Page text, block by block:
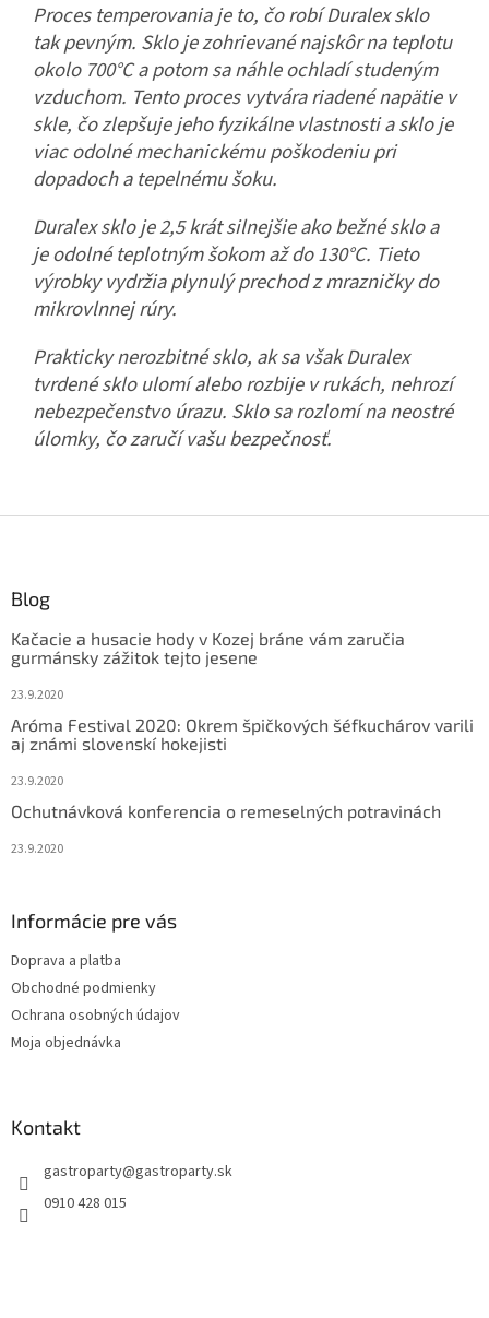
Proces temperovania je to, čo robí Duralex sklo
tak pevným. Sklo je zohrievané najskôr na teplotu
okolo 700°C a potom sa náhle ochladí studeným
vzduchom. Tento proces vytvára riadené napätie v
skle, čo zlepšuje jeho fyzikálne vlastnosti a sklo je
viac odolné mechanickému poškodeniu pri
dopadoch a tepelnému šoku.
Duralex sklo je 2,5 krát silnejšie ako bežné sklo a
je odolné teplotným šokom až do 130°C. Tieto
výrobky vydržia plynulý prechod z mrazničky do
mikrovlnnej rúry.
Prakticky nerozbitné sklo, ak sa však Duralex
tvrdené sklo ulomí alebo rozbije v rukách, nehrozí
nebezpečenstvo úrazu. Sklo sa rozlomí na neostré
úlomky, čo zaručí vašu bezpečnosť.
Blog
Kačacie a husacie hody v Kozej bráne vám zaručia
gurmánsky zážitok tejto jesene
23.9.2020
Aróma Festival 2020: Okrem špičkových šéfkuchárov varili
aj známi slovenskí hokejisti
23.9.2020
Ochutnávková konferencia o remeselných potravinách
23.9.2020
Informácie pre vás
Doprava a platba
Obchodné podmienky
Ochrana osobných údajov
Moja objednávka
Kontakt
gastroparty@gastroparty.sk
0910 428 015